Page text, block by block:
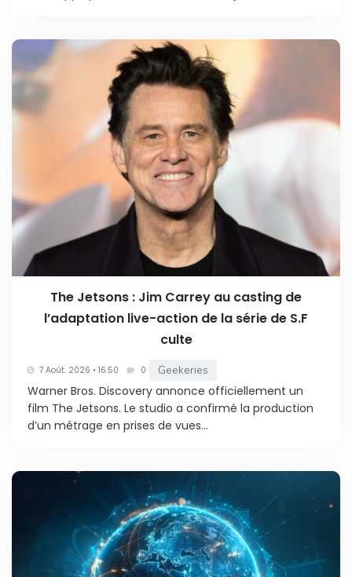
The Jetsons : Jim Carrey au casting de
l’adaptation live-action de la série de S.F
culte
7 Août. 2026 • 16:50 0 Geekeries
Warner Bros. Discovery annonce officiellement un
film The Jetsons. Le studio a confirmé la production
d’un métrage en prises de vues...